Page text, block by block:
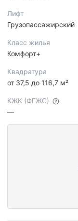
Лифт
Грузопассажирский
Класс жилья
Комфорт+
Квадратура
от 37,5 до 116,7 м²
КЖК (ФГЖС)
—